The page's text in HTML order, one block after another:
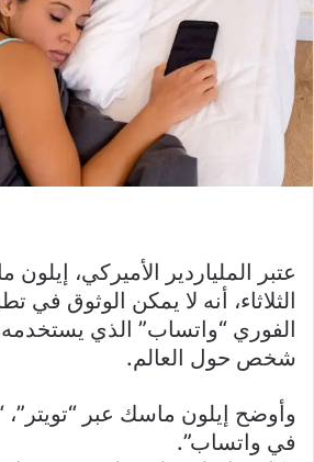
عتبر الملياردير الأميركي، إيلون
الثلاثاء، أنه لا يمكن الوثوق في
شخص حول العالم.
وأوضح إيلون ماسك عبر “تويتر”،
في واتساب”.